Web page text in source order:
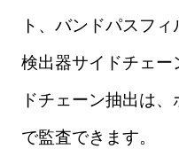
ト、バンドパスフ
検出器サイドチェー
ドチェーン抽出は
で監査できます。